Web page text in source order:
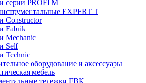
серии PROFI M
EXPERT T
Constructor
Fabrik
Mechanic
Self
Technic
оборудование и аксессуары
мебель
тележки FBK